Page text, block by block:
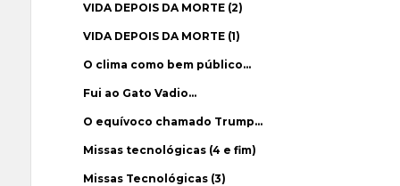
VIDA DEPOIS DA MORTE (2)
VIDA DEPOIS DA MORTE (1)
O clima como bem público…
Fui ao Gato Vadio…
O equívoco chamado Trump…
Missas tecnológicas (4 e fim)
Missas Tecnológicas (3)